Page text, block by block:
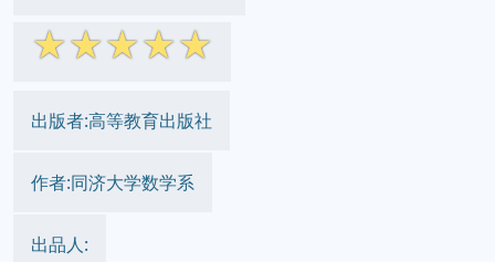
☆☆☆☆☆
出版者:高等教育出版社
作者:同济大学数学系
出品人: